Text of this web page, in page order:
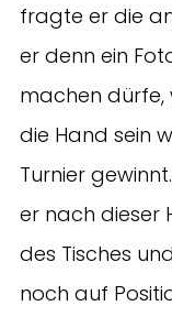
fragte er die
er denn ein
machen dürfe,
die Hand sein
Turnier
er nach dieser
des Tisches
noch auf